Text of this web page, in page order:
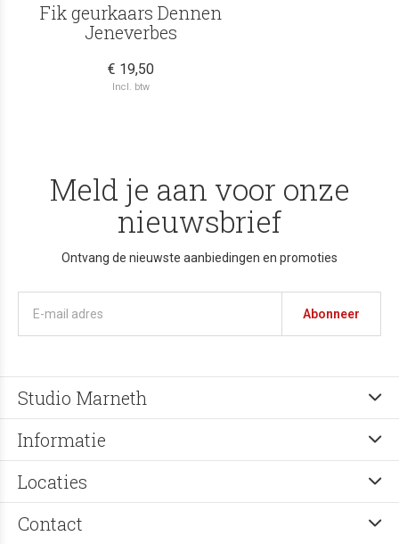
Fik geurkaars Dennen
Jeneverbes
€ 19,50
Incl. btw
Meld je aan voor onze
nieuwsbrief
Ontvang de nieuwste aanbiedingen en promoties
Abonneer
Studio Marneth
Informatie
Locaties
Contact